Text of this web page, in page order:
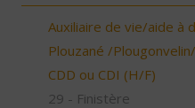
Auxiliaire de vie/aide à
Plouzané /
CDD ou CDI (H/F)
29 - Finistère